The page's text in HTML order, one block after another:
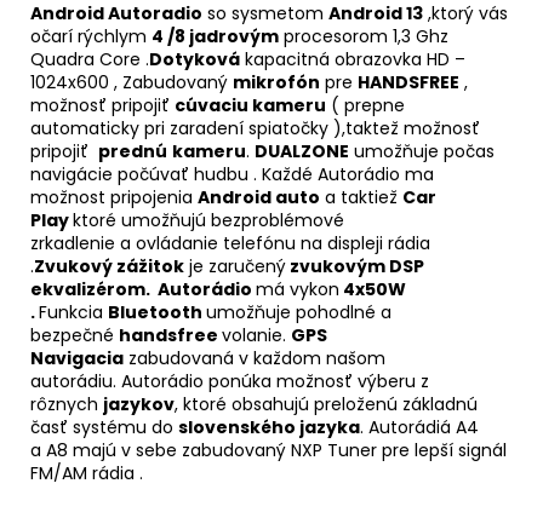
Android Autoradio so sysmetom Android 13 ,ktorý vás
očarí rýchlym 4 /8 jadrovým procesorom 1,3 Ghz
Quadra Core .Dotyková kapacitná obrazovka HD –
1024x600 , Zabudovaný mikrofón pre HANDSFREE ,
možnosť pripojiť cúvaciu kameru ( prepne
automaticky pri zaradení spiatočky ),taktež možnosť
pripojiť prednú kameru. DUALZONE umožňuje počas
navigácie počúvať hudbu . Každé Autorádio ma
možnost pripojenia Android auto a taktiež Car
Playktoré umožňujú bezproblémové
zrkadlenie a ovládanie telefónu na displeji rádia
.Zvukový zážitok je zaručený zvukovým DSP
ekvalizérom. Autorádio má vykon 4x50W
.Funkcia Bluetooth umožňuje pohodlné a
bezpečné handsfree volanie. GPS
Navigacia zabudovaná v každom našom
autorádiu. Autorádio ponúka možnosť výberu z
rôznych jazykov, ktoré obsahujú preloženú základnú
časť systému do slovenského jazyka. Autorádiá A4
a A8 majú v sebe zabudovaný NXP Tuner pre lepší signál
FM/AM rádia .